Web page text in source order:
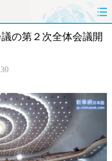
経済
の第２次全体会議開